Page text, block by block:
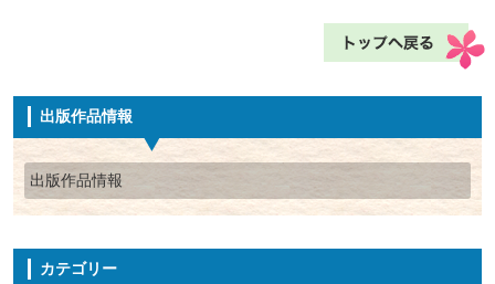
出版作品情報
出版作品情報
カテゴリー